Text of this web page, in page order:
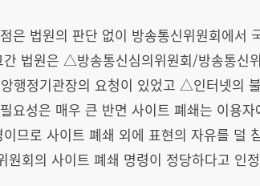
은 법원의 판단 없이 방송통신위원회에서
법원은 △방송통신심의위원회/방송통신
행정기관장의 요청이 있었고 △인터넷의
요성은 매우 큰 반면 사이트 폐쇄는 이용
므로 사이트 폐쇄 외에 표현의 자유를 덜
원회의 사이트 폐쇄 명령이 정당하다고 인